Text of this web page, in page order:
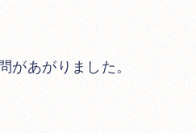
があがりました。